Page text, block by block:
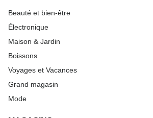
Beauté et bien-être
Électronique
Maison & Jardin
Boissons
Voyages et Vacances
Grand magasin
Mode